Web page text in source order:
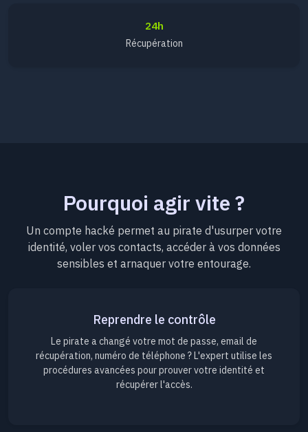
24h
Récupération
Pourquoi agir vite ?
Un compte hacké permet au pirate d'usurper votre
identité, voler vos contacts, accéder à vos données
sensibles et arnaquer votre entourage.
Reprendre le contrôle
Le pirate a changé votre mot de passe, email de
récupération, numéro de téléphone ? L'expert utilise les
procédures avancées pour prouver votre identité et
récupérer l'accès.